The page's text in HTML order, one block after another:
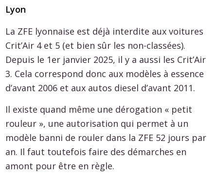
Lyon
La ZFE lyonnaise est déjà interdite aux voitures
Crit’Air 4 et 5 (et bien sûr les non-classées).
Depuis le 1er janvier 2025, il y a aussi les Crit’Air
3. Cela correspond donc aux modèles à essence
d’avant 2006 et aux autos diesel d’avant 2011.
Il existe quand même une dérogation « petit
rouleur », une autorisation qui permet à un
modèle banni de rouler dans la ZFE 52 jours par
an. Il faut toutefois faire des démarches en
amont pour être en règle.